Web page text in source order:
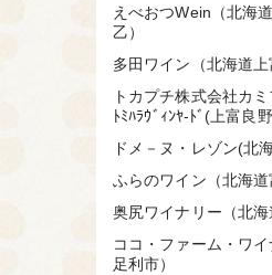
えべおつWein（北海
乙）
多田ワイン（北海道上
トカプチ株式会社カ
ﾄﾐﾊﾗｳﾞｨﾝﾔ-ﾄﾞ(上富良
ドメ－ヌ・レゾン(北
ふらのワイン（北海道
奥尻ワイナリー（北海
ココ・ファーム・ワ
足利市）